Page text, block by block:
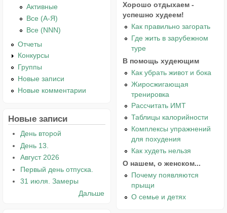
Активные
Все (А-Я)
Все (NNN)
Отчеты
Конкурсы
Группы
Новые записи
Новые комментарии
Новые записи
День второй
День 13.
Август 2026
Первый день отпуска.
31 июля. Замеры
Дальше
Хорошо отдыхаем -
успешно худеем!
Как правильно загорать
Где жить в зарубежном
туре
В помощь худеющим
Как убрать живот и бока
Жиросжигающая
тренировка
Рассчитать ИМТ
Таблицы калорийности
Комплексы упражнений
для похудения
Как худеть нельзя
О нашем, о женском...
Почему появляются
прыщи
О семье и детях